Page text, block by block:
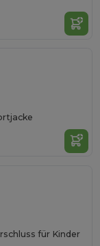
für Kinder